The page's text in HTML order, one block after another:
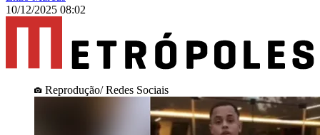
10/12/2025 08:02
Reprodução/ Redes Sociais